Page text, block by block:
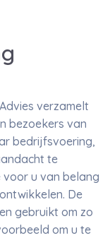
verzamelt
bezoekers van
bedrijfsvoering,
te
voor u van belang
De
gebruikt om zo
om u te